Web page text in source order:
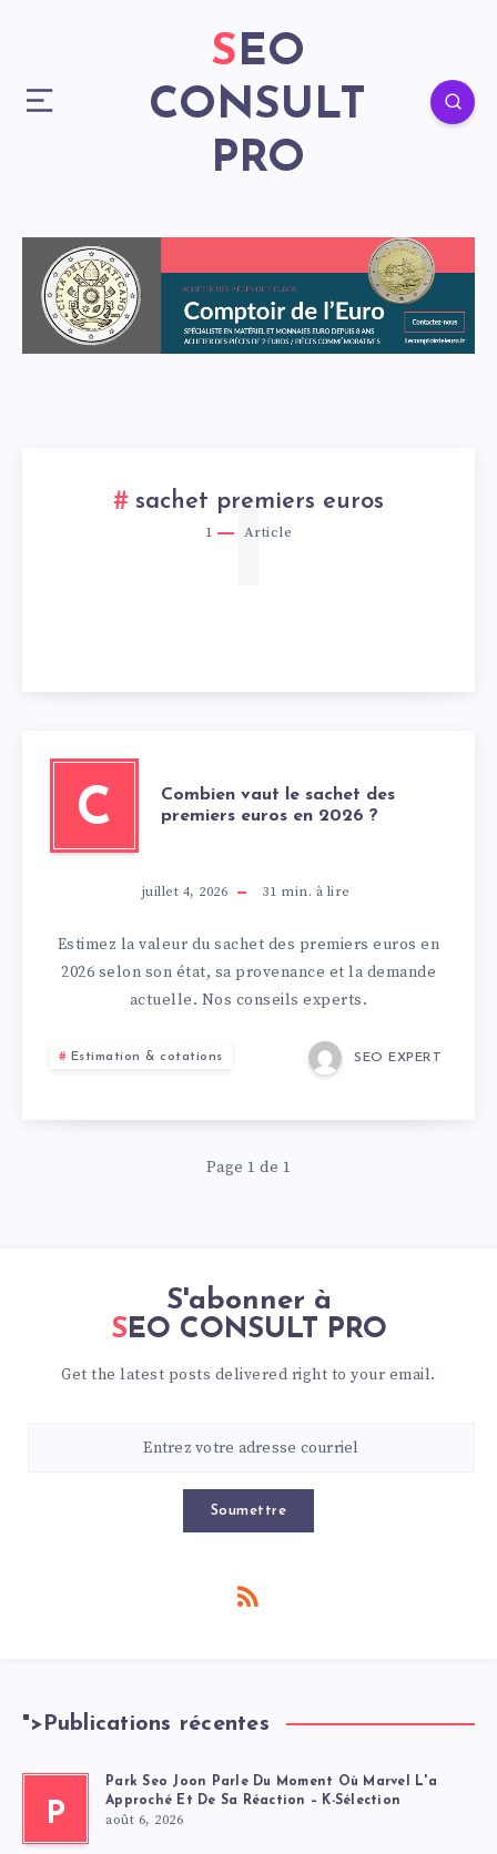
SEO
CONSULT
PRO
sachet premiers euros
1 Article
1
C
Combien vaut le sachet des
premiers euros en 2026 ?
juillet 4, 2026 31 min. à lire
Estimez la valeur du sachet des premiers euros en
2026 selon son état, sa provenance et la demande
actuelle. Nos conseils experts.
Estimation & cotations SEO EXPERT
Page 1 de 1
S'abonner à
SEO CONSULT PRO
Get the latest posts delivered right to your email.
Soumettre
">Publications récentes
P
Park Seo Joon Parle Du Moment Où Marvel L'a
Approché Et De Sa Réaction – K-Sélection
août 6, 2026